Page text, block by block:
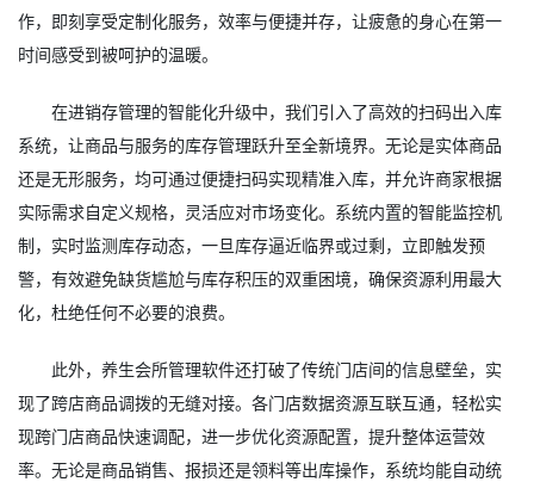
作，即刻享受定制化服务，效率与便捷并存，让疲惫的身心在第一
时间感受到被呵护的温暖。
在进销存管理的智能化升级中，我们引入了高效的扫码出入库
系统，让商品与服务的库存管理跃升至全新境界。无论是实体商品
还是无形服务，均可通过便捷扫码实现精准入库，并允许商家根据
实际需求自定义规格，灵活应对市场变化。系统内置的智能监控机
制，实时监测库存动态，一旦库存逼近临界或过剩，立即触发预
警，有效避免缺货尴尬与库存积压的双重困境，确保资源利用最大
化，杜绝任何不必要的浪费。
此外，养生会所管理软件还打破了传统门店间的信息壁垒，实
现了跨店商品调拨的无缝对接。各门店数据资源互联互通，轻松实
现跨门店商品快速调配，进一步优化资源配置，提升整体运营效
率。无论是商品销售、报损还是领料等出库操作，系统均能自动统